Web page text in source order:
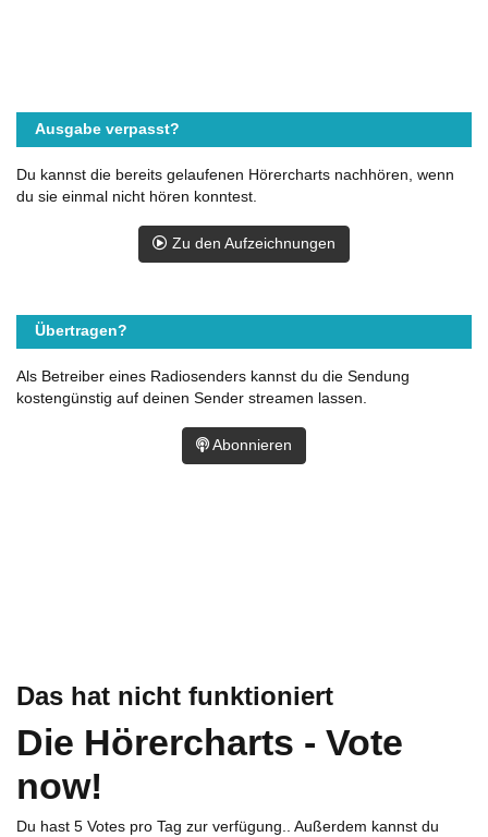
Das hat nicht funktioniert
Die Hörercharts - Vote
now!
Du hast 5 Votes pro Tag zur verfügung.. Außerdem kannst du
Ausgabe verpasst?
Du kannst die bereits gelaufenen Hörercharts nachhören, wenn
du sie einmal nicht hören konntest.
Zu den Aufzeichnungen
Übertragen?
Als Betreiber eines Radiosenders kannst du die Sendung
kostengünstig auf deinen Sender streamen lassen.
Abonnieren